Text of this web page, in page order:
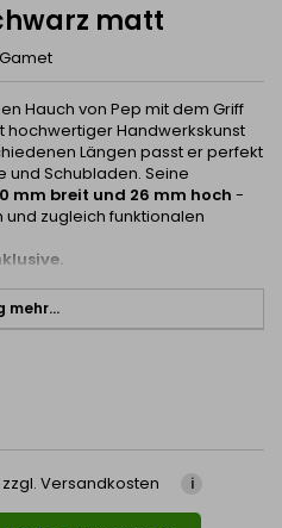
matt
Gamet
Hauch von Pep mit dem Griff
hochwertiger Handwerkskunst
Längen passt er perfekt
und Schubladen. Seine
mm breit und 26 mm hoch -
zugleich funktionalen
als auch für zeitlose
klaren Design-Look
Lebensdauer
Größen und verleihen Sie Ihren
mehr...
zzgl. Versandkosten i